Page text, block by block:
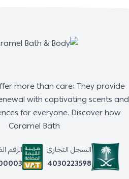
more than care; They provide
with captivating scents and
for everyone. Discover how
Caramel Bath
السجل التجاري
4030223598
الرقم